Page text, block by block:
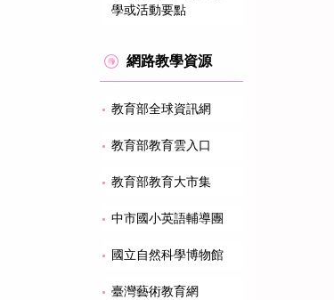
學或活動要點
網路教學資源
教育部全球資訊網
教育部教育雲入口
教育部教育大市集
中市國小英語輔導團
國立自然科學博物館
臺灣藝術教育網